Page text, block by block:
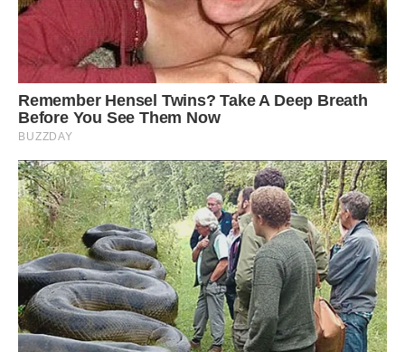
— А чому я маю завжди мовчати, Богдане? — Оксана
підняла на нього погляд, у якому було стільки болю, що
він мимоволі відвів очі. — Чому в нашому домі я повинна
підлаштовуватися під її настрій, під її смаки, під її
уявлення про те, як нам жити? Це моє життя, наша сім’я, а
вона приходить і руйнує все, до чого торкається. Вона не
просто критикує суп, вона критикує мене як людину.
— Вона моя мати, я не можу її вигнати, — Богдан почав
ходити кухнею, нервово потираючи потилицю. — Вона